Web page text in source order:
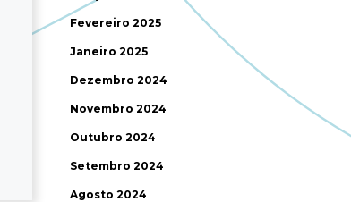
Fevereiro 2025
Janeiro 2025
Dezembro 2024
Novembro 2024
Outubro 2024
Setembro 2024
Agosto 2024